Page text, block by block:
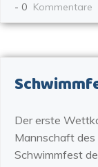
- 0 Kommentare
Der erste
Mannschaft des
Schwimmfest